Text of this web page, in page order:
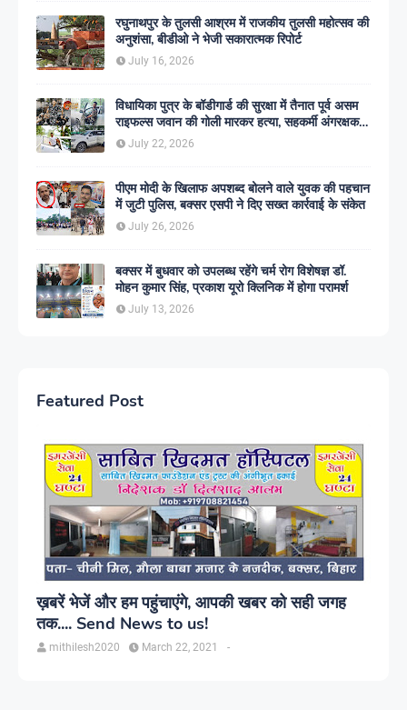
रघुनाथपुर के तुलसी आश्रम में राजकीय तुलसी महोत्सव की
अनुशंसा, बीडीओ ने भेजी सकारात्मक रिपोर्ट
July 16, 2026
विधायिका पुत्र के बॉडीगार्ड की सुरक्षा में तैनात पूर्व असम
राइफल्स जवान की गोली मारकर हत्या, सहकर्मी अंगरक्षक
गिरफ्तार
July 22, 2026
पीएम मोदी के खिलाफ अपशब्द बोलने वाले युवक की पहचान
में जुटी पुलिस, बक्सर एसपी ने दिए सख्त कार्रवाई के संकेत
July 26, 2026
बक्सर में बुधवार को उपलब्ध रहेंगे चर्म रोग विशेषज्ञ डॉ.
मोहन कुमार सिंह, प्रकाश यूरो क्लिनिक में होगा परामर्श
July 13, 2026
Featured Post
ख़बरें भेजें और हम पहुंचाएंगे, आपकी खबर को सही जगह
तक.... Send News to us!
mithilesh2020 -
March 22, 2021